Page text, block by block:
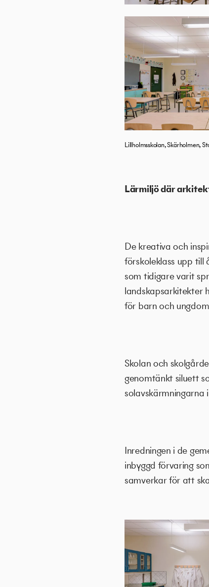
Lillholmsskolan, Skärholmen,
Lärmiljö där
De kreativa och
förskoleklass upp
som tidigare varit
landskapsarkitekter
för barn och
Skolan och
genomtänkt siluett
Inredningen i de
inbyggd förvaring
samverkar för att